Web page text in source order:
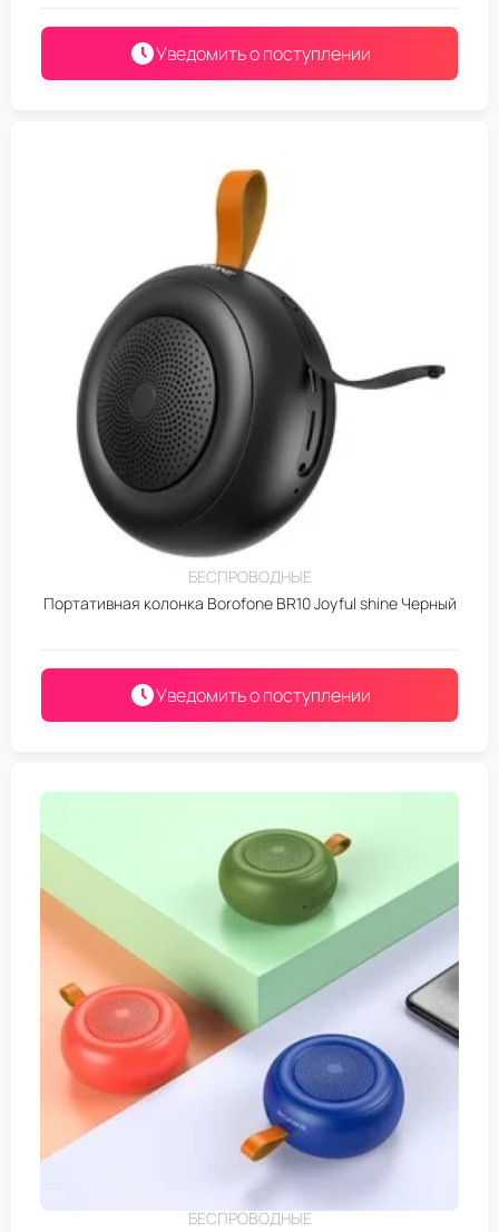
Уведомить о поступлении
БЕСПРОВОДНЫЕ
Портативная колонка Borofone BR10 Joyful shine Черный
Уведомить о поступлении
БЕСПРОВОДНЫЕ